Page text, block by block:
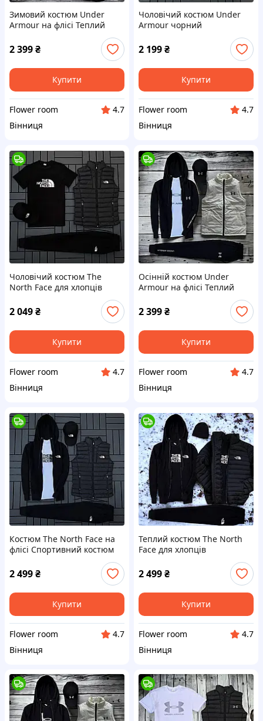
Зимовий костюм Under
Armour на флісі Теплий
костюм Андер Армор-зипка
штани жилетка футболка
кепка
2 399₴
Купити
Flower room
4.7
Вінниця
Чоловічий костюм Under
Armour чорний
Спортивний костюм Ардер
Армор світшот штани
жителка кепка
2 199₴
Купити
Flower room
4.7
Вінниця
Чоловічий костюм The
North Face для хлопців
футболка штани жилетка
кепка
2 049₴
Купити
Flower room
4.7
Вінниця
Осінній костюм Under
Armour на флісі Теплий
костюм Андер Армор-зипка
штани жилетка футболка
кепка
2 399₴
Купити
Flower room
4.7
Вінниця
Костюм The North Face на
флісі Спортивний костюм
Зе Норт Фейс зіпка штани
футболка жилетка кепка
2 499₴
Купити
Flower room
4.7
Вінниця
Теплий костюм The North
Face для хлопців
Норт Фейс зіпка штани
футболка куртка шапка
2 499₴
Купити
Flower room
4.7
Вінниця